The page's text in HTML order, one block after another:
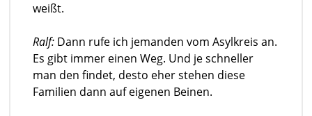
weißt.
Ralf:Dann rufe ich jemanden vom Asylkreis an.
Es gibt immer einen Weg. Und je schneller
man den findet, desto eher stehen diese
Familien dann auf eigenen Beinen.